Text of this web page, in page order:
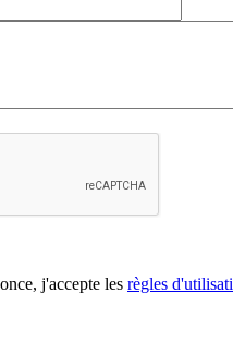
j'accepte les règles